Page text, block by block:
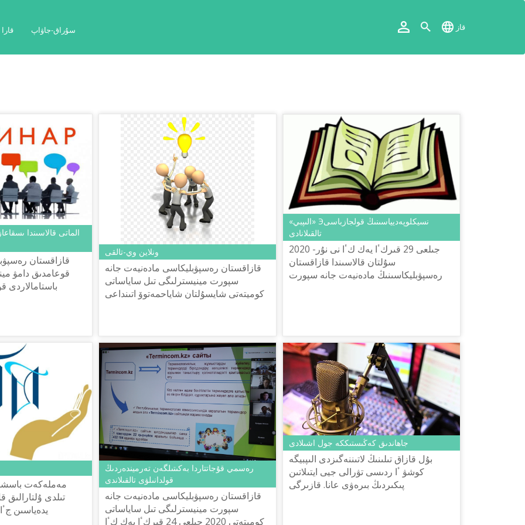
قارا سۇراق-جاۋاپ قاز
الماتى قالاسىندا
قازاقستان
قوعامدىق دامۋ
باستامالاردى
ونلاين وي-تالقى
قازاقستان رەسپۋبليكاسى مادەنيەت جانە
سپورت مينيسترلىگى تىل ساياساتى
كوميتەتى شايسۇلتان شاياحمەتوۆ اتىنداعى
«الىپبي» Эنسيكلوپەديياسىنىڭ قولجازباسى
تالقىلانادى
2020 جىلعى 29 قىركٴا يەك كٴا نى نۇر-
سۇلتان قالاسىندا قازاقستان
رەسپۋبليكاسىنىڭ مادەنيەت جانە سپورت
مەملەكەت
تىلدى ۇلتارالىق
يدەياسىن
رەسمي قۇجاتتاردا بەكىتىلگەن تەرميندەردىڭ
قولدانىلۋى تالقىلاندى
قازاقستان رەسپۋبليكاسى مادەنيەت جانە
سپورت مينيسترلىگى تىل ساياساتى
كوميتەتى 2020 جىلعى 24 قىركٴا يەك كٴا
جاھاندىق كەڭىستىككە جول اشىلادى
بۇل قازاق تىلىنىڭ لاتىننەگىزدى الىپبيگە
كوشۋ ٴا ردىسى تۋرالى جيى ايتىلاتىن
پىكىردىڭ بىرەۋى عانا. قازىرگى